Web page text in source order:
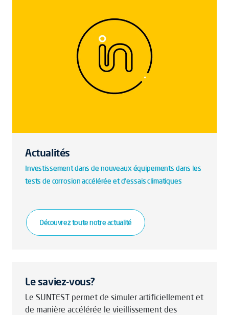
Actualités
Investissement dans de nouveaux équipements dans les
tests de corrosion accélérée et d'essais climatiques
Découvrez toute notre actualité
Le saviez-vous?
Le SUNTEST permet de simuler artificiellement et
de manière accélérée le vieillissement des